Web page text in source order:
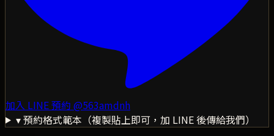
加入 LINE 預約 @563amdnh
▾ 預約格式範本（複製貼上即可，加 LINE 後傳給我們）